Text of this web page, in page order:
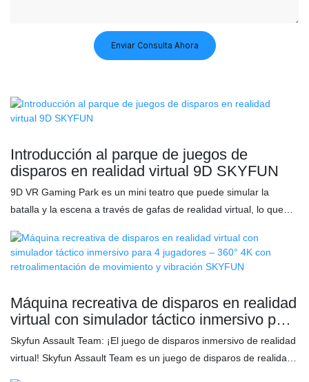
Enviar Consulta Ahora
Introducción al parque de juegos de
disparos en realidad virtual 9D SKYFUN
9D VR Gaming Park es un mini teatro que puede simular la
batalla y la escena a través de gafas de realidad virtual, lo que
moderno, ofreciendo una ventana al mundo virtual.
Máquina recreativa de disparos en realidad
virtual con simulador táctico inmersivo para
4 jugadores – 360° 4K con
retroalimentación de movimiento y
vibración SKYFUN
Skyfun Assault Team: ¡El juego de disparos inmersivo de realidad
virtual! Skyfun Assault Team es un juego de disparos de realidad